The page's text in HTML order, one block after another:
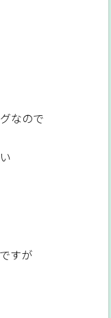
なので
すが